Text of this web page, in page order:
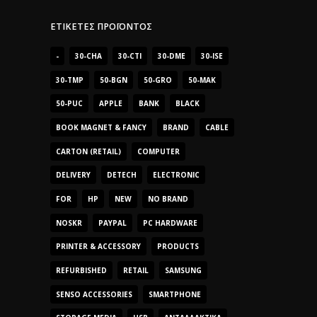
ΕΤΙΚΈΤΕΣ ΠΡΟΪΌΝΤΟΣ
- 30-CHA 30-CTI 30-DME 30-ISE
30-TMP 50-BGN 50-GRO 50-MAK
50-PUC APPLE BANK BLACK
BOOK MAGNET & FANCY BRAND CABLE
CARTON (RETAIL) COMPUTER
DELIVERY DETECH ELECTRONIC
FOR HP NEW NO BRAND
NOSKR PAYPAL PC HARDWARE
PRINTER & ACCESSORY PRODUCTS
REFURBISHED RETAIL SAMSUNG
SENSO ACCESSORIES SMARTPHONE